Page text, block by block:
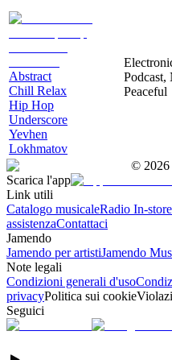
Abstract
Chill Relax
Hip Hop
Underscore
Yevhen
Lokhmatov
Podcast,
Peaceful
© 2026
Scarica l'app
Link utili
Catalogo musicaleRadio In-store
assistenzaContattaci
Jamendo
Jamendo per artistiJamendo
Note legali
Condizioni generali d'uso
privacyPolitica sui cookie
Seguici